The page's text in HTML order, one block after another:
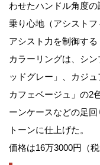
わせたハンドル角度
乗り心地（アシスト
アシスト力を制御する
カラーリングは、シ
ッドグレー」、カジ
カフェベージュ」の2
ーンケースなどの足
トーンに仕上げた。
価格は16万3000円（税